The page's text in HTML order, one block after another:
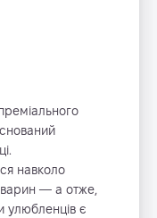
навколо
— а отже,
улюбленців є